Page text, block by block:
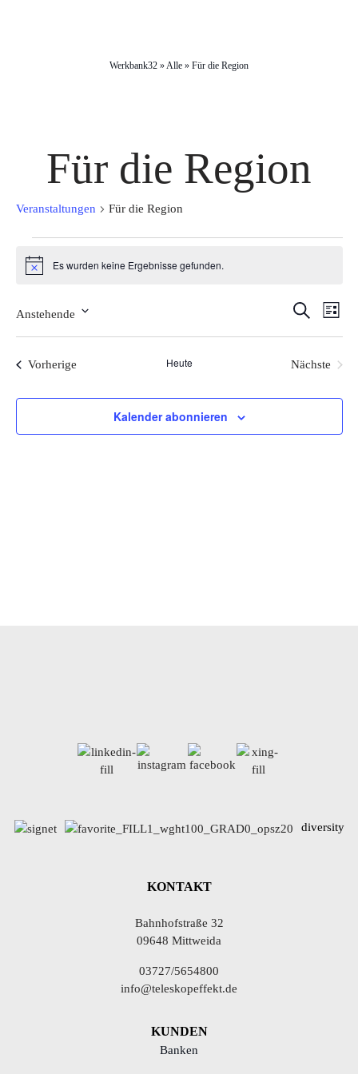
Werkbank32 »Alle » Für die Region
Für die Region
Veranstaltungen Für die Region
Veranstaltungen
Hinweis
Es wurden keine Ergebnisse gefunden.
und
Suche
Liste
Anstehende
VorherigeVeranstaltungen Heute
Nächste
Kalender abonnieren
diversity
KONTAKT
Bahnhofstraße 32
09648 Mittweida
03727/5654800
info@teleskopeffekt.de
KUNDEN
Banken